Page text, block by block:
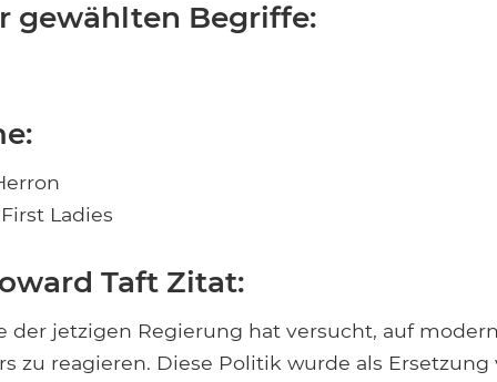
gewählten Begriffe:
Ladies
Taft Zitat:
der jetzigen Regierung hat versucht, auf
zu reagieren. Diese Politik wurde als